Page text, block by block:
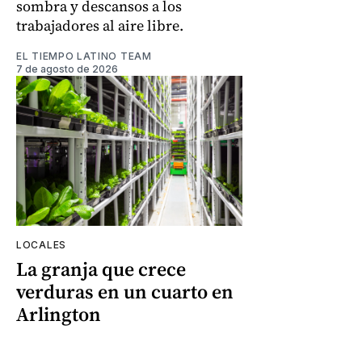
sombra y descansos a los
trabajadores al aire libre.
EL TIEMPO LATINO TEAM
7 de agosto de 2026
LOCALES
La granja que crece
verduras en un cuarto en
Arlington